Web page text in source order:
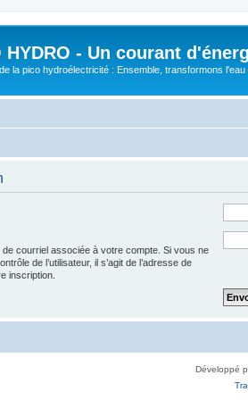
HYDRO - Un courant
la pico hydroélectricité : Ensemble, transformons l'eau
courriel associée à votre compte. Si vous ne
de l’utilisateur, il s’agit de l’adresse de
inscription.
Développé